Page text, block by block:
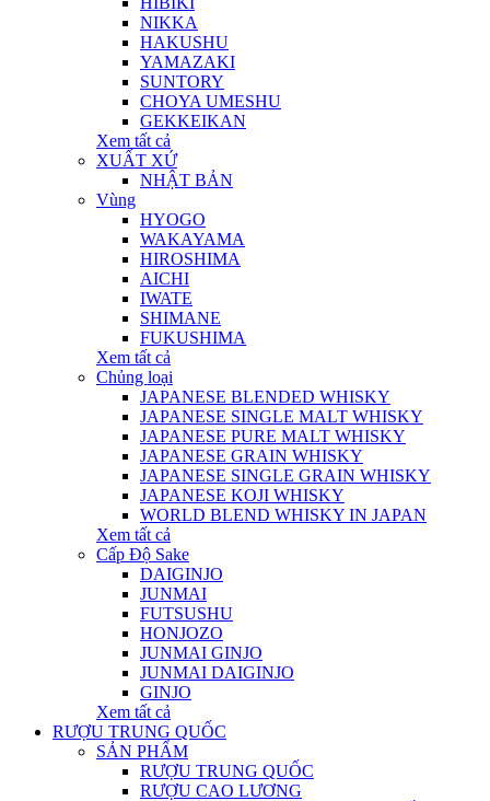
NIKKA
HAKUSHU
YAMAZAKI
SUNTORY
CHOYA UMESHU
GEKKEIKAN
Xem tất cả
XUẤT XỨ
NHẬT BẢN
Vùng
HYOGO
WAKAYAMA
HIROSHIMA
AICHI
IWATE
SHIMANE
FUKUSHIMA
Xem tất cả
Chủng loại
JAPANESE BLENDED WHISKY
JAPANESE SINGLE MALT WHISKY
JAPANESE PURE MALT WHISKY
JAPANESE GRAIN WHISKY
JAPANESE SINGLE GRAIN WHISKY
JAPANESE KOJI WHISKY
WORLD BLEND WHISKY IN JAPAN
Xem tất cả
Cấp Độ Sake
DAIGINJO
JUNMAI
FUTSUSHU
HONJOZO
JUNMAI GINJO
JUNMAI DAIGINJO
GINJO
Xem tất cả
RƯỢU TRUNG QUỐC
SẢN PHẨM
RƯỢU TRUNG QUỐC
RƯỢU CAO LƯƠNG